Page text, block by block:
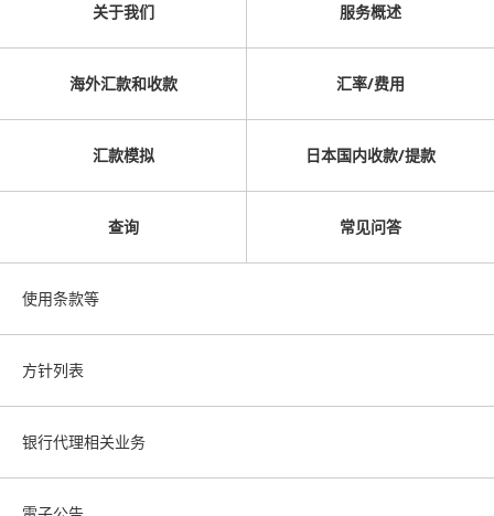
关于我们 服务概述
海外汇款和收款 汇率/费用
汇款模拟 日本国内收款/提款
查询 常见问答
使用条款等
方针列表
银行代理相关业务